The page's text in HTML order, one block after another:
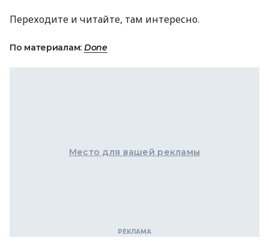
Переходите и читайте, там интересно.
По материалам: Done
Место для вашей рекламы